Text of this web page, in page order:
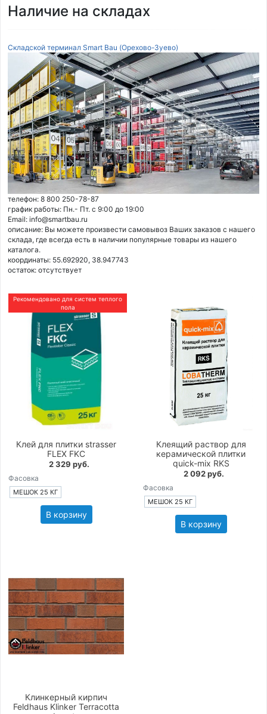
Наличие на складах
Складской терминал Smart Bau (Орехово-Зуево)
телефон: 8 800 250-78-87
график работы: Пн.- Пт. с 9:00 до 19:00
Email: info@smartbau.ru
описание: Вы можете произвести самовывоз Ваших заказов с нашего
склада, где всегда есть в наличии популярные товары из нашего
каталога.
координаты: 55.692920, 38.947743
остаток: отсутствует
Рекомендовано для систем теплого
пола
Клей для плитки strasser
FLEX FKC
2 329 руб.
Фасовка
МЕШОК 25 КГ
В корзину
Клеящий раствор для
керамической плитки
quick-mix RKS
2 092 руб.
Фасовка
МЕШОК 25 КГ
В корзину
Клинкерный кирпич
Feldhaus Klinker Terracotta